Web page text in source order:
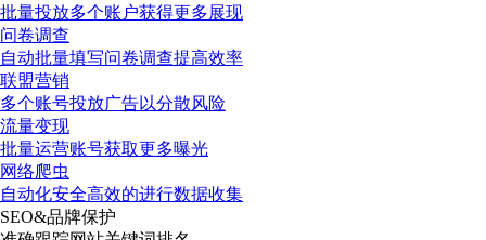
批量投放多个账户获得更多展现
问卷调查
自动批量填写问卷调查提高效率
联盟营销
多个账号投放广告以分散风险
流量变现
批量运营账号获取更多曝光
网络爬虫
自动化安全高效的进行数据收集
SEO&品牌保护